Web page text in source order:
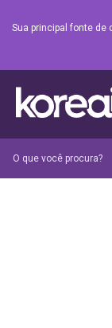
Sua principal fonte de